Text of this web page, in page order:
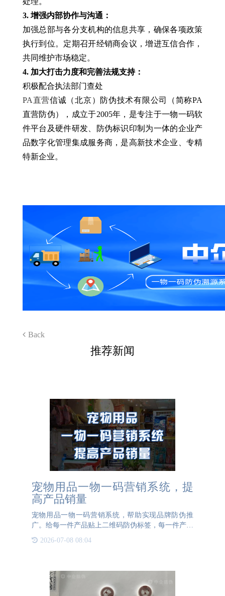
3. 增强内部协作与沟通：
加强总部与各分支机构的信息共享，确保各项政策
执行到位。定期召开经销商会议，增进互信合作，
共同维护市场稳定。
4. 加大打击力度和完善法规支持：
积极配合执法部门查处
PA直营信诚（北京）防伪技术有限公司（简称PA
直营防伪），成立于2005年，是专注于一物一码软
件平台及硬件研发、防伪标识印制为一体的企业产
品数字化管理集成服务商，是高新技术企业、专精
特新企业。
Back
推荐新闻
宠物用品一物一码营销系统，提
高产品销量
宠物用品一物一码营销系统，帮助实现品牌防伪推
广。给每一件产品贴上二维码防伪标签，每一件产品
份，实现一物一码防伪。一物一码采用高端加密的二
2026-07-08 08:04